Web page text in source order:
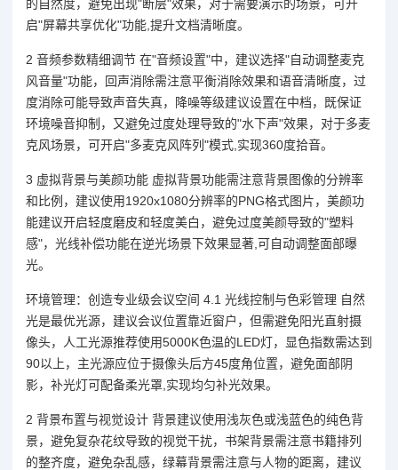
的自然度，避免出现"断层"效果，对于需要演示的场景，可开
启"屏幕共享优化"功能,提升文档清晰度。
2 音频参数精细调节 在"音频设置"中，建议选择"自动调整麦克
风音量"功能，回声消除需注意平衡消除效果和语音清晰度，过
度消除可能导致声音失真，降噪等级建议设置在中档，既保证
环境噪音抑制，又避免过度处理导致的"水下声"效果，对于多麦
克风场景，可开启"多麦克风阵列"模式,实现360度拾音。
3 虚拟背景与美颜功能 虚拟背景功能需注意背景图像的分辨率
和比例，建议使用1920x1080分辨率的PNG格式图片，美颜功
能建议开启轻度磨皮和轻度美白，避免过度美颜导致的"塑料
感"，光线补偿功能在逆光场景下效果显著,可自动调整面部曝
光。
环境管理：创造专业级会议空间 4.1 光线控制与色彩管理 自然
光是最优光源，建议会议位置靠近窗户，但需避免阳光直射摄
像头，人工光源推荐使用5000K色温的LED灯，显色指数需达到
90以上，主光源应位于摄像头后方45度角位置，避免面部阴
影，补光灯可配备柔光罩,实现均匀补光效果。
2 背景布置与视觉设计 背景建议使用浅灰色或浅蓝色的纯色背
景，避免复杂花纹导致的视觉干扰，书架背景需注意书籍排列
的整齐度，避免杂乱感，绿幕背景需注意与人物的距离，建议